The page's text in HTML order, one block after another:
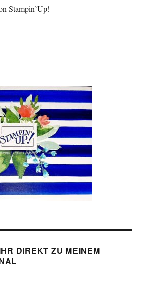
Stampin`Up!
DIREKT ZU MEINEM